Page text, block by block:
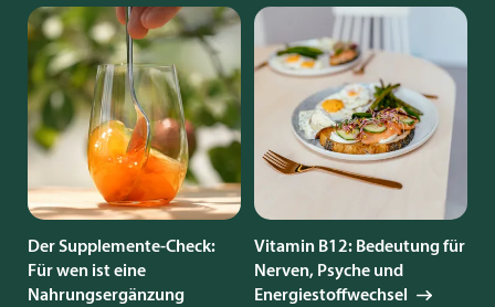
Der Supplemente-Check:
Für wen ist eine
Nahrungsergänzung
Vitamin B12: Bedeutung für
Nerven, Psyche und
Energiestoffwechsel